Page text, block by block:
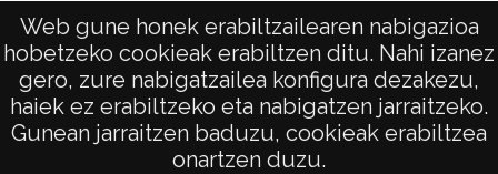
Web gune honek erabiltzailearen nabigazioa
hobetzeko cookieak erabiltzen ditu. Nahi izanez
gero, zure nabigatzailea konfigura dezakezu,
haiek ez erabiltzeko eta nabigatzen jarraitzeko.
Gunean jarraitzen baduzu, cookieak erabiltzea
onartzen duzu.
Montes o paisajes del sur de Francia:
Lescun